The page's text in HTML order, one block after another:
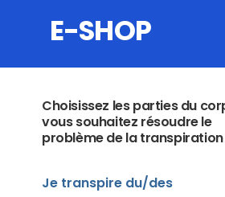
E-SHOP
Choisissez les parties du
vous souhaitez résoudre le
problème de la transpiration
Je transpire du/des